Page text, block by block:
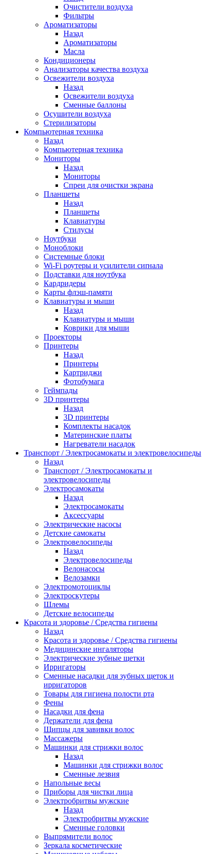
Очистители воздуха
Фильтры
Ароматизаторы
Назад
Ароматизаторы
Масла
Кондиционеры
Анализаторы качества воздуха
Освежители воздуха
Назад
Освежители воздуха
Сменные баллоны
Осушители воздуха
Стерилизаторы
Компьютерная техника
Назад
Компьютерная техника
Мониторы
Назад
Мониторы
Спреи для очистки экрана
Планшеты
Назад
Планшеты
Клавиатуры
Стилусы
Ноутбуки
Моноблоки
Системные блоки
Wi-Fi роутеры и усилители сиrнала
Подставки для ноутбука
Кардридеры
Карты флэш-памяти
Клавиатуры и мыши
Назад
Клавиатуры и мыши
Коврики для мыши
Проекторы
Принтеры
Назад
Принтеры
Картриджи
Фотобумага
Геймпады
3D принтеры
Назад
3D принтеры
Комплекты насадок
Материнские платы
Нагреватели насадок
Транспорт / Электросамокаты и электровелосипеды
Назад
Транспорт / Электросамокаты и
электровелосипеды
Электросамокаты
Назад
Электросамокаты
Аксессуары
Электрические насосы
Детские самокаты
Электровелосипеды
Назад
Электровелосипеды
Велонасосы
Велозамки
Электромотоциклы
Электроскутеры
Шлемы
Детские велосипеды
Красота и здоровье / Средства гигиены
Назад
Красота и здоровье / Средства гигиены
Медицинские ингаляторы
Электрические зубные щетки
Ирригаторы
Сменные насадки для зубных щеток и
ирригаторов
Товары для гигиена полости рта
Фены
Насадки для фена
Держатели для фена
Щипцы для завивки волос
Массажеры
Машинки для стрижки волос
Назад
Машинки для стрижки волос
Сменные лезвия
Напольные весы
Приборы для чистки лица
Электробритвы мужские
Назад
Электробритвы мужские
Сменные головки
Выпрямители волос
Зеркала косметические